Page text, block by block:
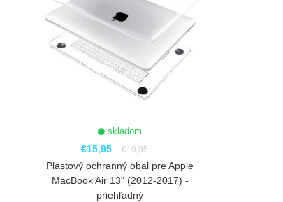
skladom
€15,95 €19,95
Plastový ochranný obal pre Apple
MacBook Air 13" (2012-2017) -
priehľadný